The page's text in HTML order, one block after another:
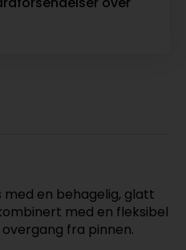
en behagelig, glatt
med en fleksibel
fra pinnen.